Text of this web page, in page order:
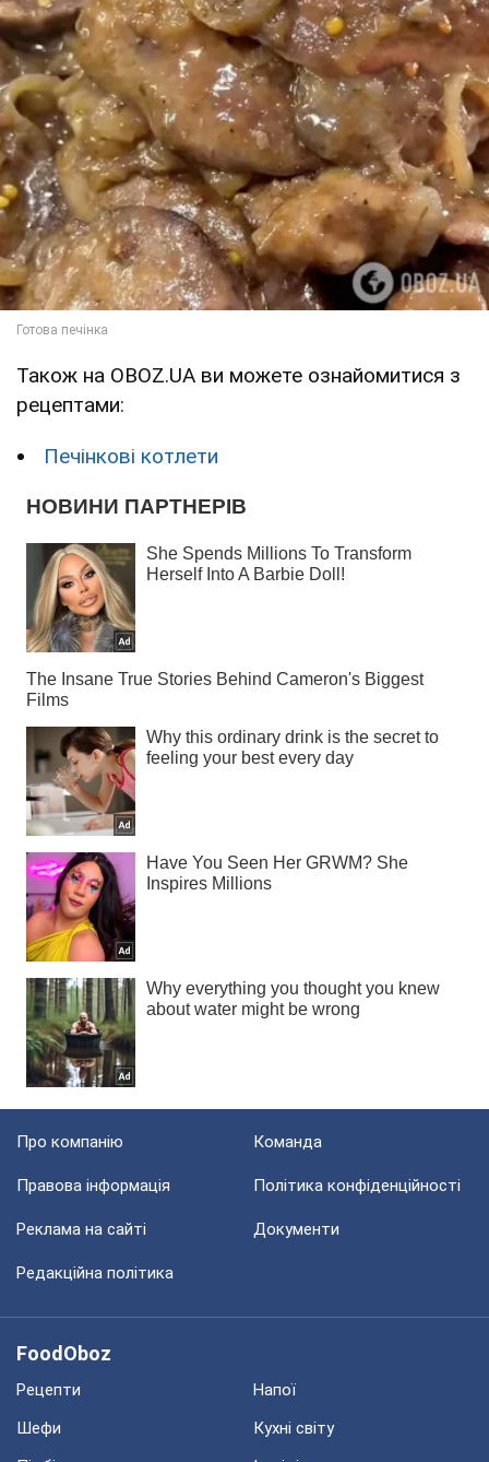
Також на OBOZ.UA ви можете ознайомитися з
рецептами:
Печінкові котлети
Про компанію Команда
Правова інформація Політика конфіденційності
Реклама на сайті Документи
Редакційна політика
FoodOboz
Рецепти
Напої
Шефи
Кухні світу